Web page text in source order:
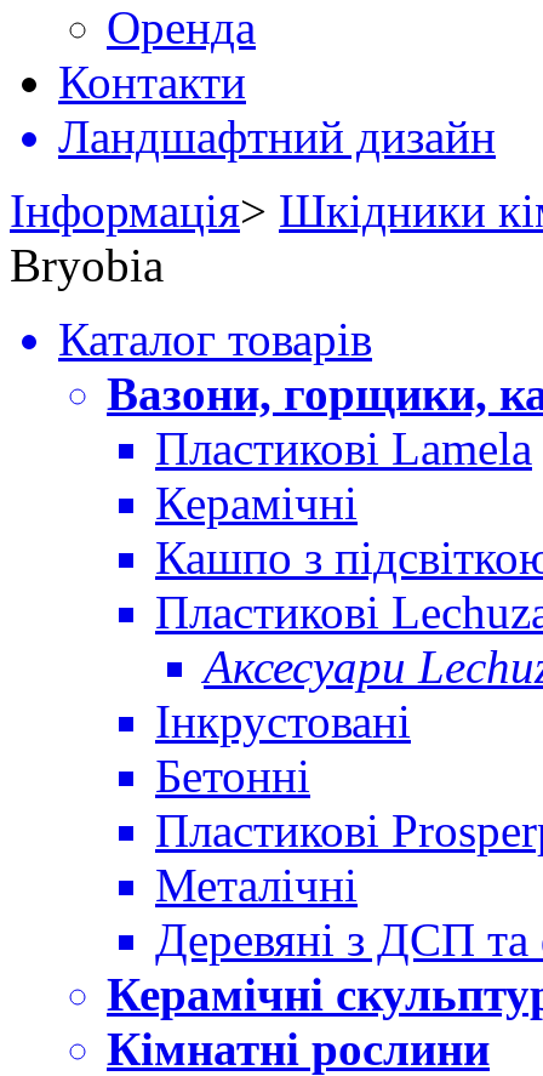
Оренда
Контакти
Ландшафтний дизайн
Інформація> Шкідники
Bryobia
Каталог товарів
Вазони, горщики,
Пластикові Lamela
Керамічні
Кашпо з
Пластикові
Аксесуари
Інкрустовані
Бетонні
Пластикові
Металічні
Деревяні з ДСП
Керамічні
Кімнатні рослини